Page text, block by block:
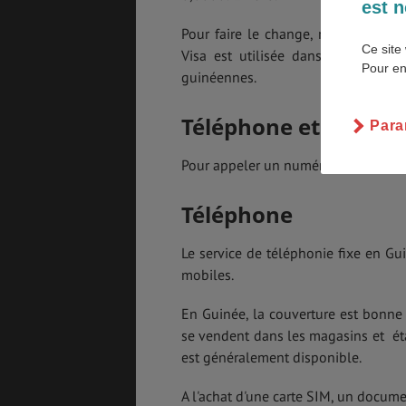
Pour faire le change, rendez-vous
Visa est utilisée dans le pays et
guinéennes.
Téléphone et
Pour appeler un numéro guinéen
Téléphone
Le service de téléphonie fixe en
mobiles.
En Guinée, la couverture est
se vendent dans les magasins et
est généralement disponible.
A l'achat d'une carte SIM, un
est
Ce site
Pour